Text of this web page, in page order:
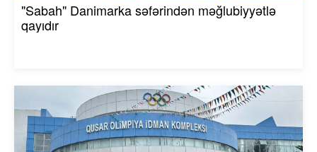
"Sabah" Danimarka səfərindən məğlubiyyətlə
qayıdır